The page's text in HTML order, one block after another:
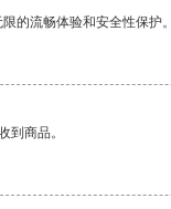
的流畅体验和安全性保护
到商品。